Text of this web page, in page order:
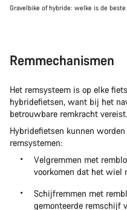
Gravelbike of hybride: welke is de
Remmechanismen
Het remsysteem is op elke
hybridefietsen, want bij het
betrouwbare remkracht vereist.
Hybridefietsen kunnen
remsystemen:
Velgremmen met
voorkomen dat het wiel
Schijfremmen met
gemonteerde remschijf